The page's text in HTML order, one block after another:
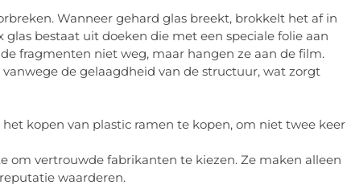
Wanneer gehard glas breekt, brokkelt het af in
bestaat uit doeken die met een speciale folie aan
fragmenten niet weg, maar hangen ze aan de film.
de gelaagdheid van de structuur, wat zorgt
kopen van plastic ramen te kopen, om niet twee keer
om vertrouwde fabrikanten te kiezen. Ze maken alleen
waarderen.